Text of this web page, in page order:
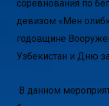
соревнования по
девизом «Мен
годовщине
Узбекистан и Дню
В данном